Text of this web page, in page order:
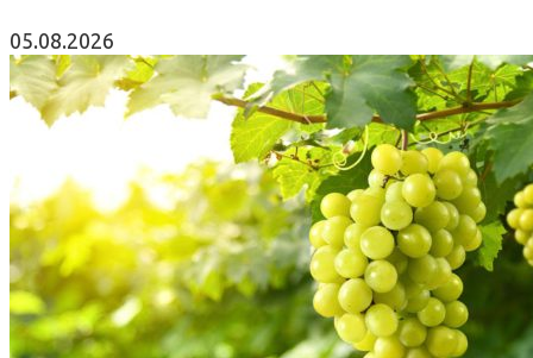
05.08.2026